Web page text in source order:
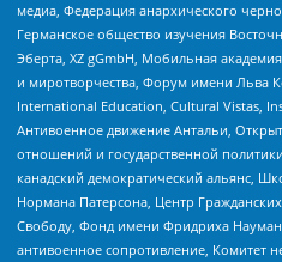
медиа, Федерация анархического
Германское общество изучения
Эберта, XZ gGmbH, Мобильная
и миротворчества, Форум имени Льва
International Education, Cultural Vistas,
Антивоенное движение Антальи,
отношений и государственной
канадский демократический альянс,
Нормана Патерсона, Центр
Свободу, Фонд имени Фридриха
антивоенное сопротивление, Комитет